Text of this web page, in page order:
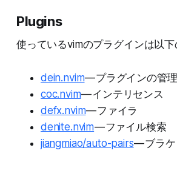
Plugins
使っているvimのプラグインは以下
dein.nvim— プラグインの管理
coc.nvim— インテリセンス
defx.nvim— ファイラ
denite.nvim— ファイル検索
jiangmiao/auto-pairs— ブラケ